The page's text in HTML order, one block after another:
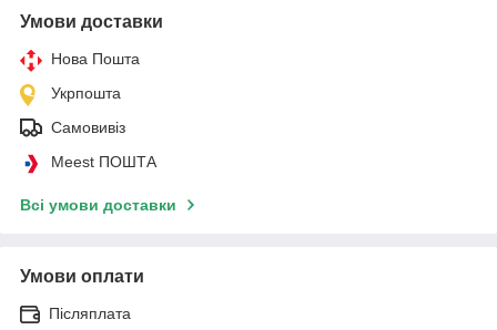
Умови доставки
Нова Пошта
Укрпошта
Самовивіз
Meest ПОШТА
Всі умови доставки
Умови оплати
Післяплата